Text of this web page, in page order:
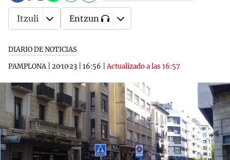
DIARIO DE NOTICIAS
PAMPLONA| 20·10·23 16:56 |Actualizado a las 16:57
Itzuli Entzun